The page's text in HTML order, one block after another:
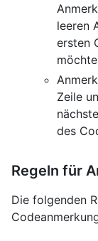
leeren
ersten
Zeile
des
Regeln für
Die folgenden